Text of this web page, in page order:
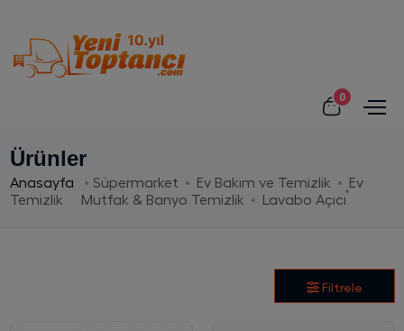
0
Ürünler
Anasayfa Süpermarket Ev Bakım ve Temizlik
Ev
Temizlik
Mutfak & Banyo Temizlik Lavabo Açıcı
Filtrele